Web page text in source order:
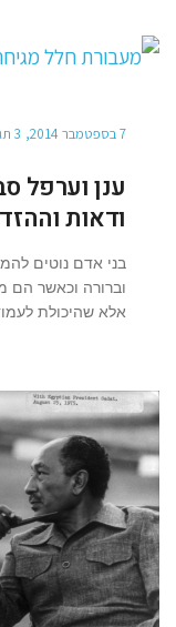
7 בספטמבר 2014 3 תגובות
ענן וערפל
ודאות
בני אדם נוטים
וברורה וכאשר הם
אלא שהיכולת